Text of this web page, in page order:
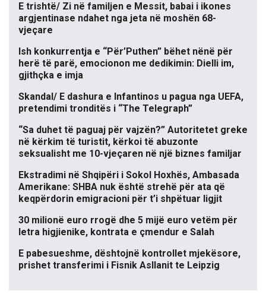
E trishtë/ Zi në familjen e Messit, babai i ikones
argjentinase ndahet nga jeta në moshën 68-
vjeçare
Ish konkurrentja e “Për’Puthen” bëhet nënë për
herë të parë, emocionon me dedikimin: Dielli im,
gjithçka e imja
Skandal/ E dashura e Infantinos u pagua nga UEFA,
pretendimi tronditës i “The Telegraph”
“Sa duhet të paguaj për vajzën?” Autoritetet greke
në kërkim të turistit, kërkoi të abuzonte
seksualisht me 10-vjeçaren në një biznes familjar
Ekstradimi në Shqipëri i Sokol Hoxhës, Ambasada
Amerikane: SHBA nuk është strehë për ata që
keqpërdorin emigracioni për t’i shpëtuar ligjit
30 milionë euro rrogë dhe 5 mijë euro vetëm për
letra higjienike, kontrata e çmendur e Salah
E pabesueshme, dështojnë kontrollet mjekësore,
prishet transferimi i Fisnik Asllanit te Leipzig